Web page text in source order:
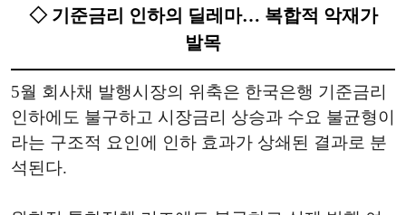
◇ 기준금리 인하의 딜레마… 복합적 악재가
발목
5월 회사채 발행시장의 위축은 한국은행 기준금리
인하에도 불구하고 시장금리 상승과 수요 불균형이
라는 구조적 요인에 인하 효과가 상쇄된 결과로 분
석된다.